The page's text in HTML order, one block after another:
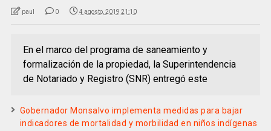
paul 0 4 agosto, 2019 21:10
En el marco del programa de saneamiento y
formalización de la propiedad, la Superintendencia
de Notariado y Registro (SNR) entregó este
Gobernador Monsalvo implementa medidas para bajar
indicadores de mortalidad y morbilidad en niños indígenas